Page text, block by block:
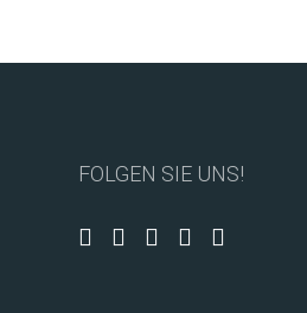
FOLGEN SIE UNS!